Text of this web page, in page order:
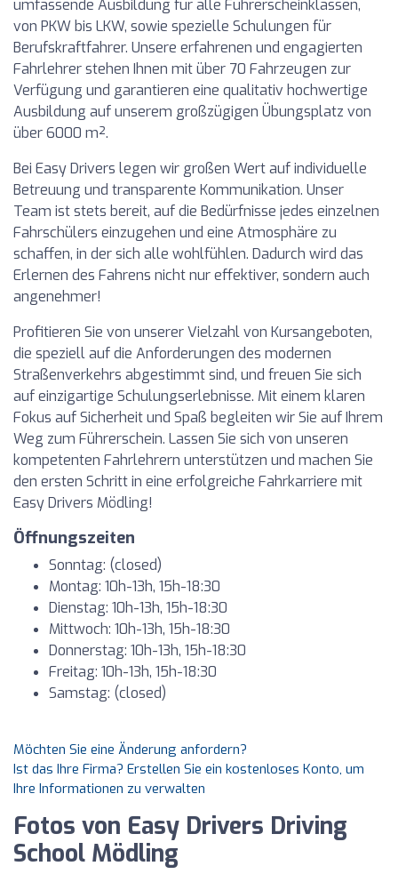
umfassende Ausbildung für alle Führerscheinklassen,
von PKW bis LKW, sowie spezielle Schulungen für
Berufskraftfahrer. Unsere erfahrenen und engagierten
Fahrlehrer stehen Ihnen mit über 70 Fahrzeugen zur
Verfügung und garantieren eine qualitativ hochwertige
Ausbildung auf unserem großzügigen Übungsplatz von
über 6000 m².
Bei Easy Drivers legen wir großen Wert auf individuelle
Betreuung und transparente Kommunikation. Unser
Team ist stets bereit, auf die Bedürfnisse jedes einzelnen
Fahrschülers einzugehen und eine Atmosphäre zu
schaffen, in der sich alle wohlfühlen. Dadurch wird das
Erlernen des Fahrens nicht nur effektiver, sondern auch
angenehmer!
Profitieren Sie von unserer Vielzahl von Kursangeboten,
die speziell auf die Anforderungen des modernen
Straßenverkehrs abgestimmt sind, und freuen Sie sich
auf einzigartige Schulungserlebnisse. Mit einem klaren
Fokus auf Sicherheit und Spaß begleiten wir Sie auf Ihrem
Weg zum Führerschein. Lassen Sie sich von unseren
kompetenten Fahrlehrern unterstützen und machen Sie
den ersten Schritt in eine erfolgreiche Fahrkarriere mit
Easy Drivers Mödling!
Öffnungszeiten
Sonntag: (closed)
Montag: 10h-13h, 15h-18:30
Dienstag: 10h-13h, 15h-18:30
Mittwoch: 10h-13h, 15h-18:30
Donnerstag: 10h-13h, 15h-18:30
Freitag: 10h-13h, 15h-18:30
Samstag: (closed)
Möchten Sie eine Änderung anfordern?
Ist das Ihre Firma? Erstellen Sie ein kostenloses Konto, um
Ihre Informationen zu verwalten
Fotos von Easy Drivers Driving
School Mödling